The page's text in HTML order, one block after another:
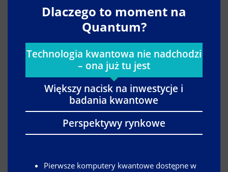
Dlaczego to moment na
Quantum?
Technologia kwantowa nie nadchodzi
– ona już tu jest
Większy nacisk na inwestycje i
badania kwantowe
Perspektywy rynkowe
Pierwsze komputery kwantowe dostępne w